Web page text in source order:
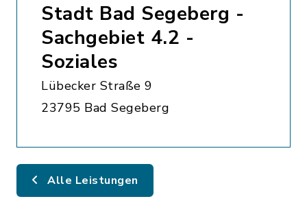
Stadt Bad Segeberg -
Sachgebiet 4.2 -
Soziales
Lübecker Straße 9
23795 Bad Segeberg
Alle Leistungen